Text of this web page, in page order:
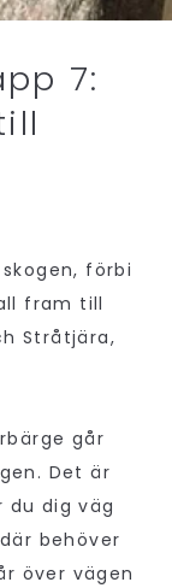
7:
förbi
fram till
Stråtjära,
går
Det är
du dig väg
behöver
över vägen